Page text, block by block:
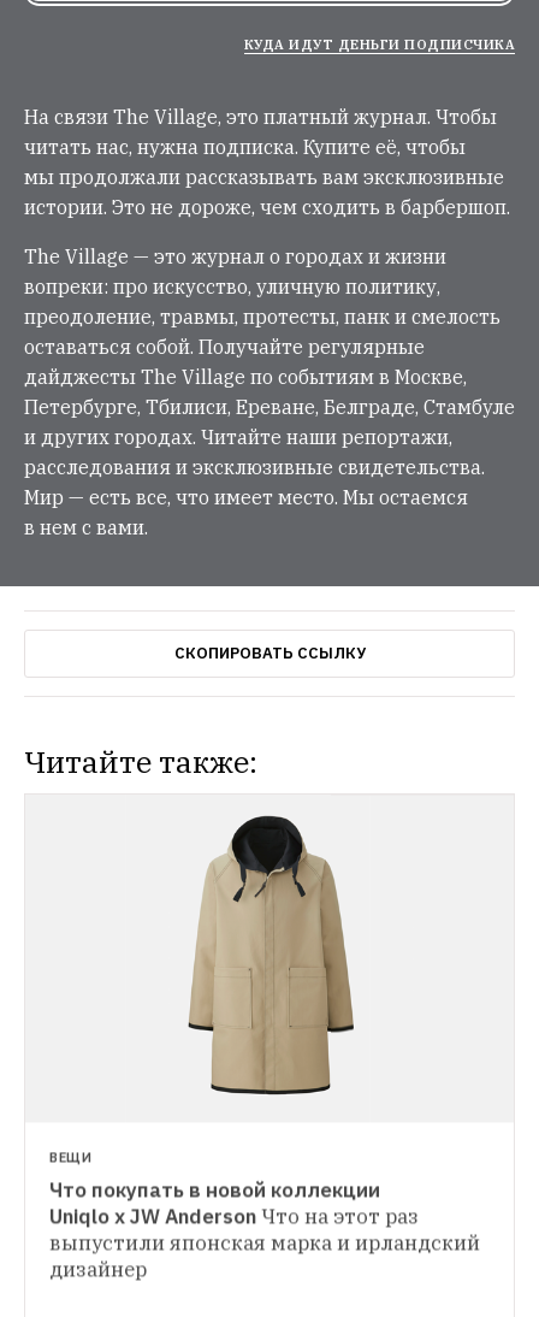
КУДА ИДУТ ДЕНЬГИ ПОДПИСЧИКА
На связи The Village, это платный журнал. Чтобы
читать нас, нужна подписка. Купите её, чтобы
мы продолжали рассказывать вам эксклюзивные
истории. Это не дороже, чем сходить в барбершоп.
The Village — это журнал о городах и жизни
вопреки: про искусство, уличную политику,
преодоление, травмы, протесты, панк и смелость
оставаться собой. Получайте регулярные
дайджесты The Village по событиям в Москве,
Петербурге, Тбилиси, Ереване, Белграде, Стамбуле
и других городах. Читайте наши репортажи,
расследования и эксклюзивные свидетельства.
Мир — есть все, что имеет место. Мы остаемся
в нем с вами.
СКОПИРОВАТЬ ССЫЛКУ
Читайте также:
ВЕЩИ
Весенне-летняя коллекция Hana Tajima
ИНСТРУКЦИЯ
Как ухаживать за кашемиром Спойлер:
крайне непросто
ВЕЩИ
Что покупать в новой коллекции
Uniqlo x JW AndersonЧто на этот раз
выпустили японская марка и ирландский
дизайнер